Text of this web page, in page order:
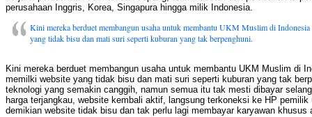
perusahaan Inggris, Korea, Singapura hingga milik Indonesia.
Kini mereka berduet membangun usaha untuk membantu UKM Muslim di
yang tidak bisu dan mati suri seperti kuburan yang tak berpenghuni.
Kini mereka berduet membangun usaha untuk membantu UKM Muslim di
memilki website yang tidak bisu dan mati suri seperti kuburan yang tak
teknologi yang semakin canggih, namun semua itu tak mesti dibayar
harga terjangkau, website kembali aktif, langsung terkoneksi ke HP pemilik
demikian website tidak bisu dan tak perlu lagi membayar karyawan khusus